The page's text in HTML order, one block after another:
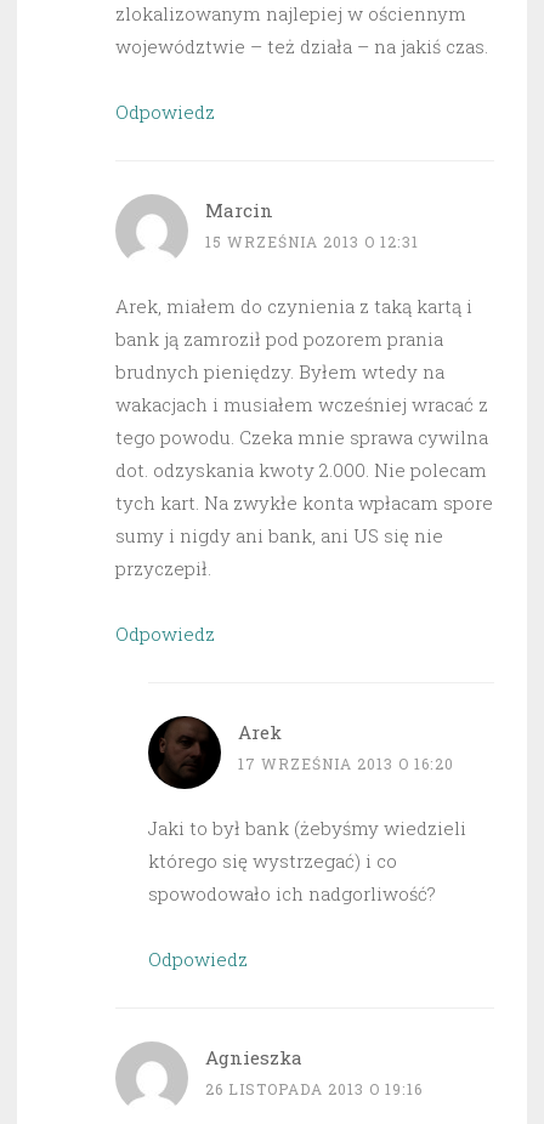
zlokalizowanym najlepiej w ościennym
województwie – też działa – na jakiś czas.
Odpowiedz
Marcin
15 WRZEŚNIA 2013 O 12:31
Arek, miałem do czynienia z taką kartą i
bank ją zamroził pod pozorem prania
brudnych pieniędzy. Byłem wtedy na
wakacjach i musiałem wcześniej wracać z
tego powodu. Czeka mnie sprawa cywilna
dot. odzyskania kwoty 2.000. Nie polecam
tych kart. Na zwykłe konta wpłacam spore
sumy i nigdy ani bank, ani US się nie
przyczepił.
Odpowiedz
Arek
17 WRZEŚNIA 2013 O 16:20
Jaki to był bank (żebyśmy wiedzieli
którego się wystrzegać) i co
spowodowało ich nadgorliwość?
Odpowiedz
Agnieszka
26 LISTOPADA 2013 O 19:16